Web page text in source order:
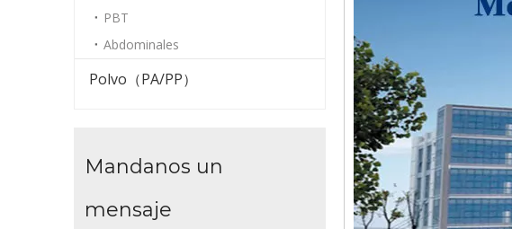
PBT
Abdominales
Polvo（PA/PP）
Mandanos un
mensaje